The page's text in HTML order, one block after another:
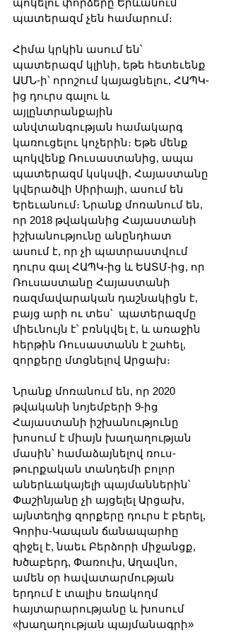
պոկելու փորձերը Երևանում
պատերազմ չեն համարում։
Հիմա կրկին ասում են՝
պատերազմ կլինի, եթե հետեւենք
ԱՄՆ-ի՝ որոշում կայացնելու, ՀԱՊԿ-
ից դուրս գալու և
այլընտրանքային
անվտանգության համակարգ
կառուցելու կոչերին։ Եթե մենք
պոկվենք Ռուսաստանից, ապա
պատերազմ կսկսվի, Հայաստանը
կվերածվի Սիրիայի, ասում են
Երեւանում։ Նրանք մոռանում են,
որ 2018 թվականից Հայաստանի
իշխանությունը անընդհատ
ասում է, որ չի պատրաստվում
դուրս գալ ՀԱՊԿ-ից և ԵԱՏՄ-ից, որ
Ռուսաստանը Հայաստանի
ռազմավարական դաշնակիցն է,
բայց արի ու տես՝  պատերազմը
միեւնույն է՝ բռնկվել է, և առաջին
հերթին Ռուսաստանն է շահել,
զորքերը մտցնելով Արցախ։
Նրանք մոռանում են, որ 2020
թվականի նոյեմբերի 9-ից
Հայաստանի իշխանությունը
խոսում է միայն խաղաղության
մասին՝ համաձայնելով ռուս-
թուրքական տանդեմի բոլոր
աներևակայելի պայմաններին՝
Փաշինյանը չի այցելել Արցախ,
այնտեղից զորքերը դուրս է բերել,
Գորիս-Կապան ճանապարհը
զիջել է, նաեւ Բերձորի միջանցք,
Խծաբերդ, Փառուխ, Աղավնո,
ամեն օր հավատարմության
երդում է տալիս եռակողմ
հայտարարությանը և խոսում
«խաղաղության պայմանագրի»